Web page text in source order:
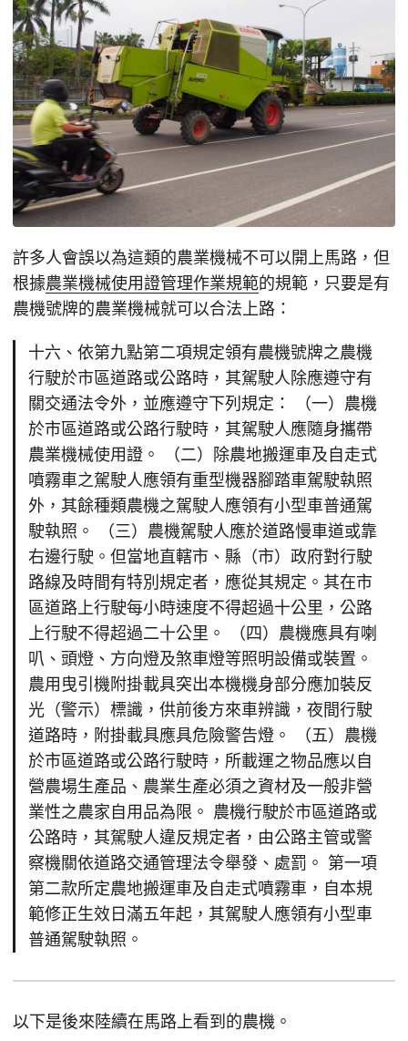
許多人會誤以為這類的農業機械不可以開上馬路，但
根據農業機械使用證管理作業規範的規範，只要是有
農機號牌的農業機械就可以合法上路：
十六、依第九點第二項規定領有農機號牌之農機
行駛於市區道路或公路時，其駕駛人除應遵守有
關交通法令外，並應遵守下列規定： （一）農機
於市區道路或公路行駛時，其駕駛人應隨身攜帶
農業機械使用證。 （二）除農地搬運車及自走式
噴霧車之駕駛人應領有重型機器腳踏車駕駛執照
外，其餘種類農機之駕駛人應領有小型車普通駕
駛執照。 （三）農機駕駛人應於道路慢車道或靠
右邊行駛。但當地直轄市、縣（市）政府對行駛
路線及時間有特別規定者，應從其規定。其在市
區道路上行駛每小時速度不得超過十公里，公路
上行駛不得超過二十公里。 （四）農機應具有喇
叭、頭燈、方向燈及煞車燈等照明設備或裝置。
農用曳引機附掛載具突出本機機身部分應加裝反
光（警示）標識，供前後方來車辨識，夜間行駛
道路時，附掛載具應具危險警告燈。 （五）農機
於市區道路或公路行駛時，所載運之物品應以自
營農場生產品、農業生產必須之資材及一般非營
業性之農家自用品為限。 農機行駛於市區道路或
公路時，其駕駛人違反規定者，由公路主管或警
察機關依道路交通管理法令舉發、處罰。 第一項
第二款所定農地搬運車及自走式噴霧車，自本規
範修正生效日滿五年起，其駕駛人應領有小型車
普通駕駛執照。
以下是後來陸續在馬路上看到的農機。